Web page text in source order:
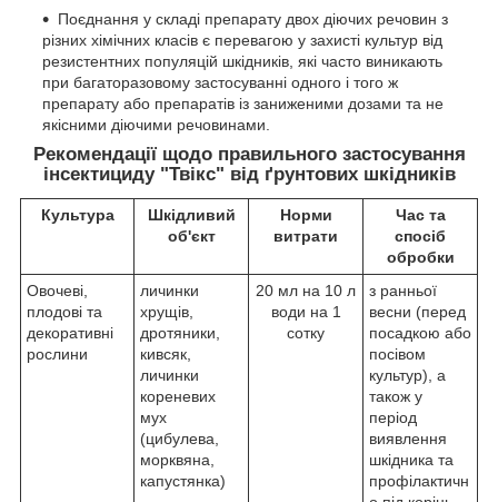
Поєднання у складі препарату двох діючих речовин з
різних хімічних класів є перевагою у захисті культур від
резистентних популяцій шкідників, які часто виникають
при багаторазовому застосуванні одного і того ж
препарату або препаратів із заниженими дозами та не
якісними діючими речовинами.
Рекомендації щодо правильного застосування
інсектициду "Твікс" від ґрунтових шкідників
Культура
Шкідливий
об'єкт
Норми
витрати
Час та
спосіб
обробки
Овочеві,
плодові та
декоративні
рослини
личинки
хрущів,
дротяники,
кивсяк,
личинки
кореневих
мух
(цибулева,
морквяна,
капустянка)
20 мл на 10 л
води на 1
сотку
з ранньої
весни (перед
посадкою або
посівом
культур), а
також у
період
виявлення
шкідника та
профілактичн